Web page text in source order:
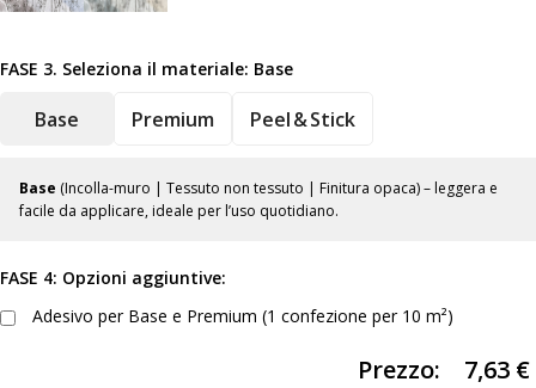
FASE 3. Seleziona il materiale: Base
Base Premium Peel & Stick
Base (Incolla-muro | Tessuto non tessuto | Finitura opaca) – leggera e
facile da applicare, ideale per l’uso quotidiano.
FASE 4: Opzioni aggiuntive:
Adesivo per Base e Premium (1 confezione per 10 m²)
Prezzo: 7,63 €